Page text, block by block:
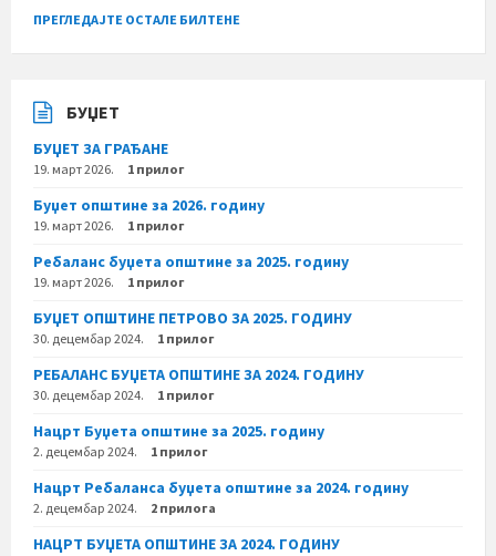
ПРЕГЛЕДАЈТЕ ОСТАЛЕ БИЛТЕНЕ
БУЏЕТ
БУЏЕТ ЗА ГРАЂАНЕ
19. март 2026. 1 прилог
Буџет општине за 2026. годину
19. март 2026. 1 прилог
Ребаланс буџета општине за 2025. годину
19. март 2026. 1 прилог
БУЏЕТ ОПШТИНЕ ПЕТРОВО ЗА 2025. ГОДИНУ
30. децембар 2024. 1 прилог
РЕБАЛАНС БУЏЕТА ОПШТИНЕ ЗА 2024. ГОДИНУ
30. децембар 2024. 1 прилог
Нацрт Буџета општине за 2025. годину
2. децембар 2024. 1 прилог
Нацрт Ребаланса буџета општине за 2024. годину
2. децембар 2024. 2 прилога
НАЦРТ БУЏЕТА ОПШТИНЕ ЗА 2024. ГОДИНУ